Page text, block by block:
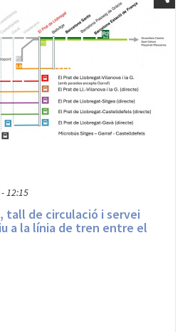
tall de circulació i servei
a la línia de tren entre el